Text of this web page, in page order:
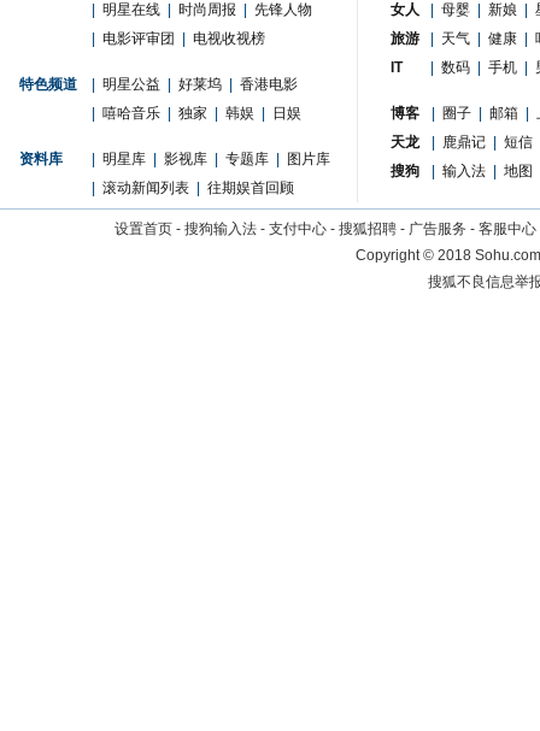
明星在线 时尚周报
先锋人物
电影评审团 电视收视榜
特色频道 明星公益 好莱坞
香港电影
嘻哈音乐 独家 韩娱 日娱
资料库 明星库 影视库 专题库
图片库
滚动新闻列表 往期娱首回顾
女人 母婴 新娘
旅游
天气 健康
IT
数码 手机
博客 圈子 邮箱
天龙
鹿鼎记
短信
搜狗
输入法 地图
设置首页 - 搜狗输入法 - 支付中心 - 搜狐招聘 - 广告服务 - 客服中心
Copyright©2018
搜狐不良信息举